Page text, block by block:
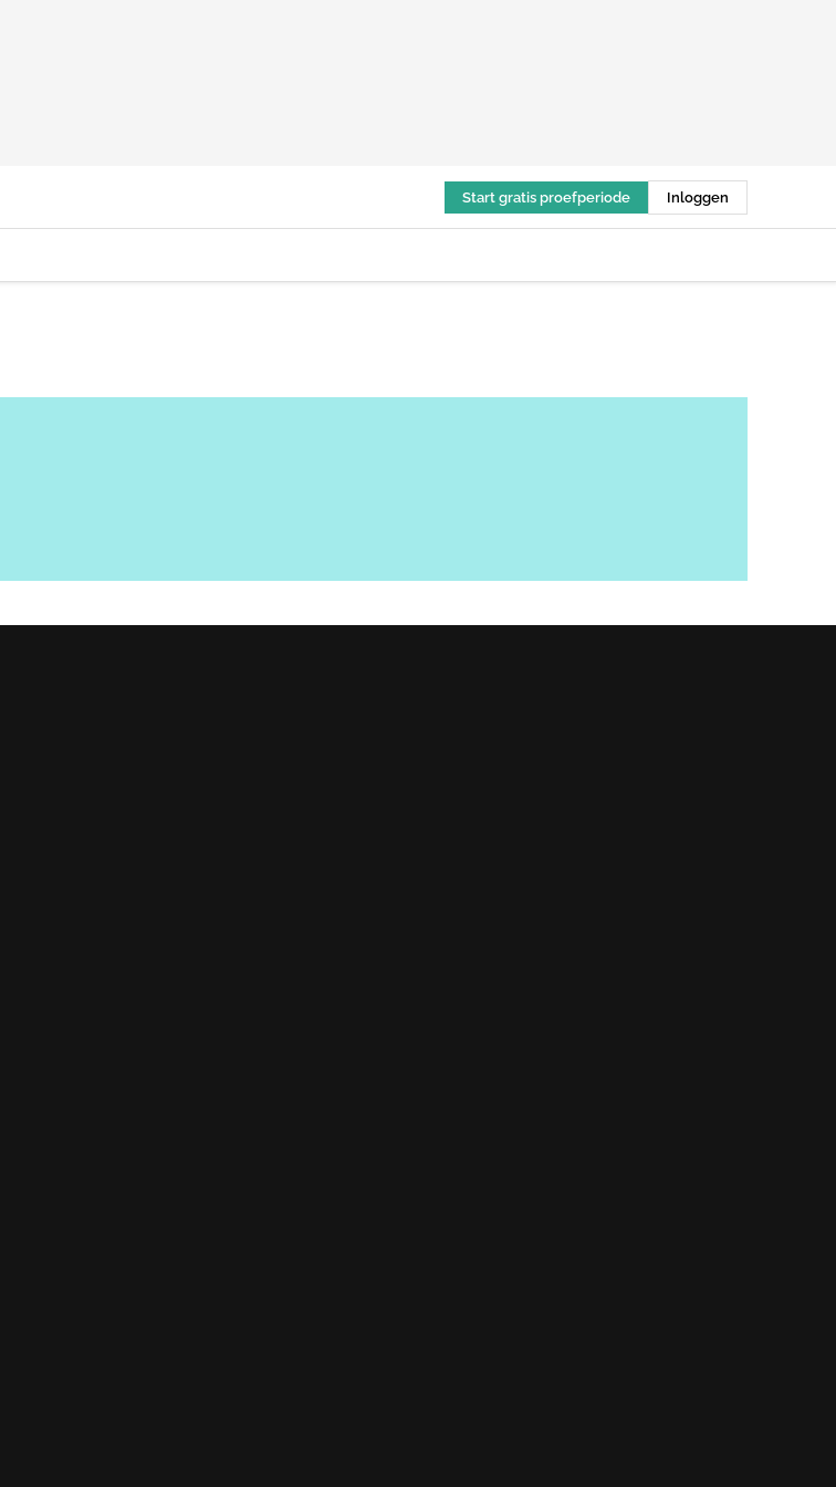
Start gratis proefperiode Inloggen